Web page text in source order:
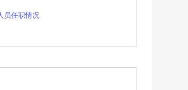
员任职情况